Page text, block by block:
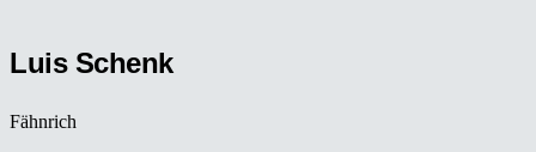
Luis Schenk
Fähnrich